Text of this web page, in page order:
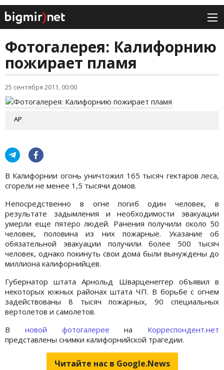
Фотогалерея: Калифорнию
пожирает пламя
25 сентября 2011, 00:00
АР
В Калифорнии огонь уничтожил 165 тысяч гектаров леса,
сгорели не менее 1,5 тысячи домов.
Непосредственно в огне погиб один человек, в
результате задымления и необходимости эвакуации
умерли еще пятеро людей. Ранения получили около 50
человек, половина из них пожарные. Указание об
обязательной эвакуации получили более 500 тысяч
человек, однако покинуть свои дома были вынуждены до
миллиона калифорнийцев.
Губернатор штата Арнольд Шварценеггер объявил в
некоторых южных районах штата ЧП. В борьбе с огнем
задействованы 8 тысяч пожарных, 90 специальных
вертолетов и самолетов.
В новой фотогалереена Корреспондент.нет
представлены снимки калифорнийской трагедии.
Читайте нас в Google.News